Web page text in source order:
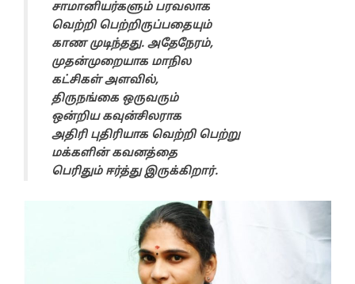
சாமானியர்களும் பரவலாக
வெற்றி பெற்றிருப்பதையும்
காண முடிந்தது. அதேநேரம்,
முதன்முறையாக மாநில
கட்சிகள் அளவில்,
திருநங்கை ஒருவரும்
ஒன்றிய கவுன்சிலராக
அதிரி புதிரியாக வெற்றி பெற்று
மக்களின் கவனத்தை
பெரிதும் ஈர்த்து இருக்கிறார்.